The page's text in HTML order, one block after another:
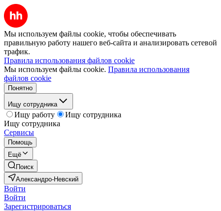
Мы используем файлы cookie, чтобы обеспечивать
правильную работу нашего веб-сайта и анализировать сетевой
трафик.
Правила использования файлов cookie
Мы используем файлы cookie. Правила использования
файлов cookie
Понятно
Ищу сотрудника
Ищу работу
Ищу сотрудника
Ищу сотрудника
Сервисы
Помощь
Ещё
Поиск
Александро-Невский
Войти
Войти
Зарегистрироваться